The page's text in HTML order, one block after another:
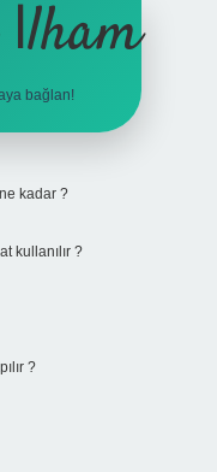
bağlan!
kadar ?
kullanılır ?
?